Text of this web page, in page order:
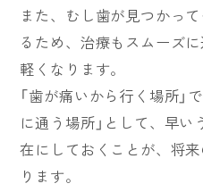
また、むし歯が見つかっ
るため、治療もスムーズ
軽くなります。
「歯が痛いから行く場所」
に通う場所」として、早
在にしておくことが、将
ります。